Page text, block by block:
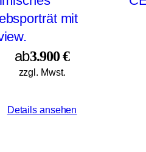
ab3.900 €
zzgl. Mwst.
Details ansehen